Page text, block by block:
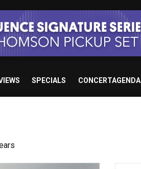
SPECIALS CONCERTAGENDA